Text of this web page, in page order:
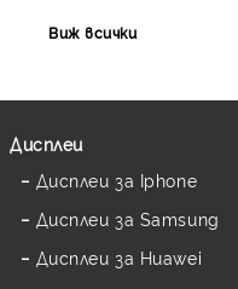
Виж всички
Дисплеи
Дисплеи за Iphone
Дисплеи за Samsung
Дисплеи за Huawei